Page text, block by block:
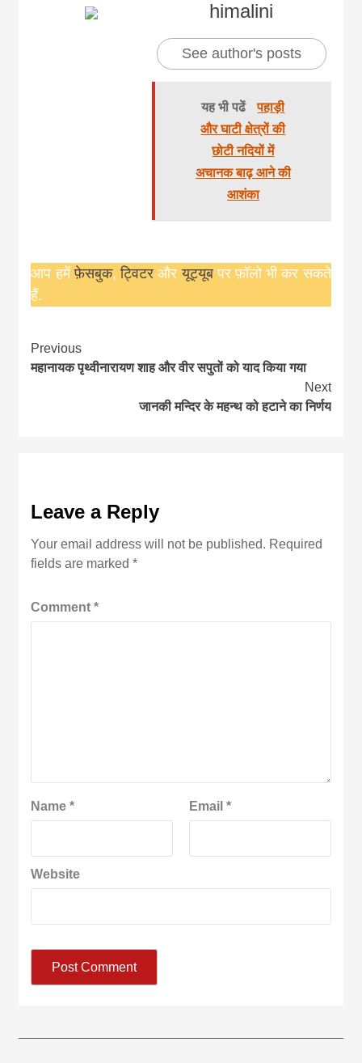
himalini
See author's posts
यह भी पढें
पहाड़ी
और घाटी क्षेत्रों की
छोटी नदियों में
अचानक बाढ़ आने की
आशंका
आप हमेंफ़ेसबुक,ट्विटरऔरयूट्यूबपर फ़ॉलो भी कर सकते
हैं.
Continue
Reading
Previous
महानायक पृथ्वीनारायण शाह और वीर सपुतों को याद किया गया
Next
जानकी मन्दिर के महन्थ को हटाने का निर्णय
Leave a Reply
Your email address will not be published. Required
fields are marked*
Comment*
Name* Email *
Website